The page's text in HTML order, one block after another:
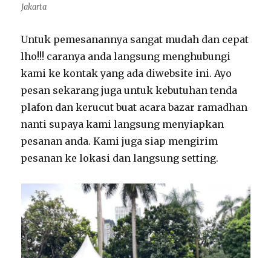
Jakarta
Untuk pemesanannya sangat mudah dan cepat
lho!!! caranya anda langsung menghubungi
kami ke kontak yang ada diwebsite ini. Ayo
pesan sekarang juga untuk kebutuhan tenda
plafon dan kerucut buat acara bazar ramadhan
nanti supaya kami langsung menyiapkan
pesanan anda. Kami juga siap mengirim
pesanan ke lokasi dan langsung setting.